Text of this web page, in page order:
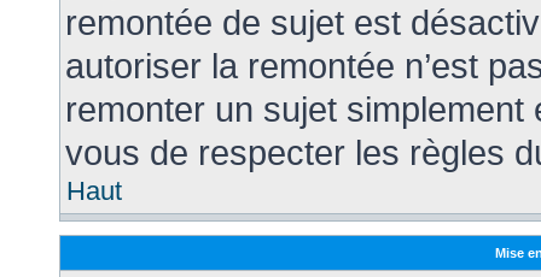
remontée de sujet est
autoriser la remontée n’est
remonter un sujet
vous de respecter les règles
Haut
Mise